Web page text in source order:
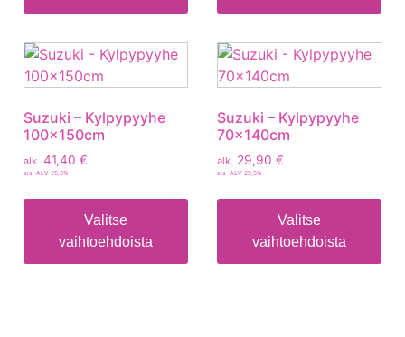
Suzuki – Kylpypyyhe
100x150cm
alk. 41,40 €
sis. ALV 25,5%
Valitse
vaihtoehdoista
Suzuki – Kylpypyyhe
70x140cm
alk. 29,90 €
sis. ALV 25,5%
Valitse
vaihtoehdoista